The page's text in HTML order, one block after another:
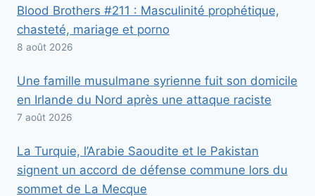
Blood Brothers #211 : Masculinité prophétique,
chasteté, mariage et porno
8 août 2026
Une famille musulmane syrienne fuit son domicile
en Irlande du Nord après une attaque raciste
7 août 2026
La Turquie, l’Arabie Saoudite et le Pakistan
signent un accord de défense commune lors du
sommet de La Mecque